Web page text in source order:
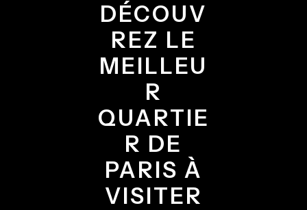
DÉCOUV
REZ LE
MEILLEU
R
QUARTIE
R DE
PARIS À
VISITER